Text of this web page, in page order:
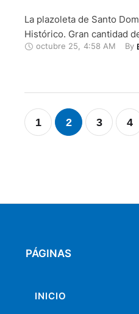
La plazoleta de Santo
Histórico. Gran cantidad
octubre 25, 4:58 AM By
1 2 3 4
PÁGINAS
INICIO